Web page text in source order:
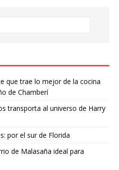
que trae lo mejor de la cocina
de Chamberí
transporta al universo de Harry
por el sur de Florida
de Malasaña ideal para